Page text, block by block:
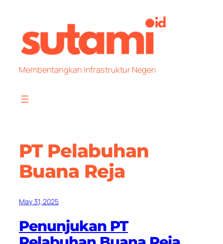
content
Membentangkan Infrastruktur Negeri
PT Pelabuhan
Buana Reja
May 31, 2025
Penunjukan PT